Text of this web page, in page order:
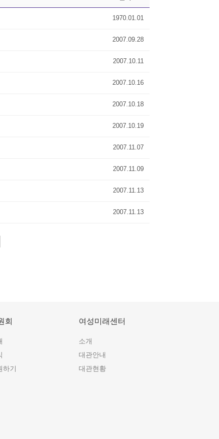
1970.01.01
2007.09.28
2007.10.11
2007.10.16
2007.10.18
2007.10.19
2007.11.07
2007.11.09
2007.11.13
2007.11.13
회
하기
여성미래센터
소개
대관안내
대관현황